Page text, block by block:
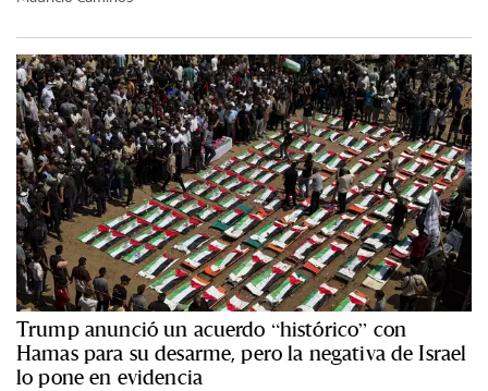
Trump anunció un acuerdo “histórico” con
Hamas para su desarme, pero la negativa de Israel
lo pone en evidencia